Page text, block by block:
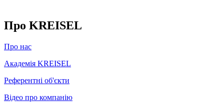
Про KREISEL
Про нас
Академія KREISEL
Референтні об'єкти
Відео про компанію